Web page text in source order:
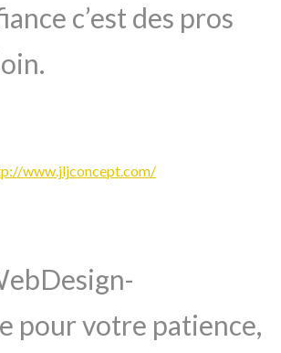
c’est des pros
www.jljconcept.com/
pour votre patience,